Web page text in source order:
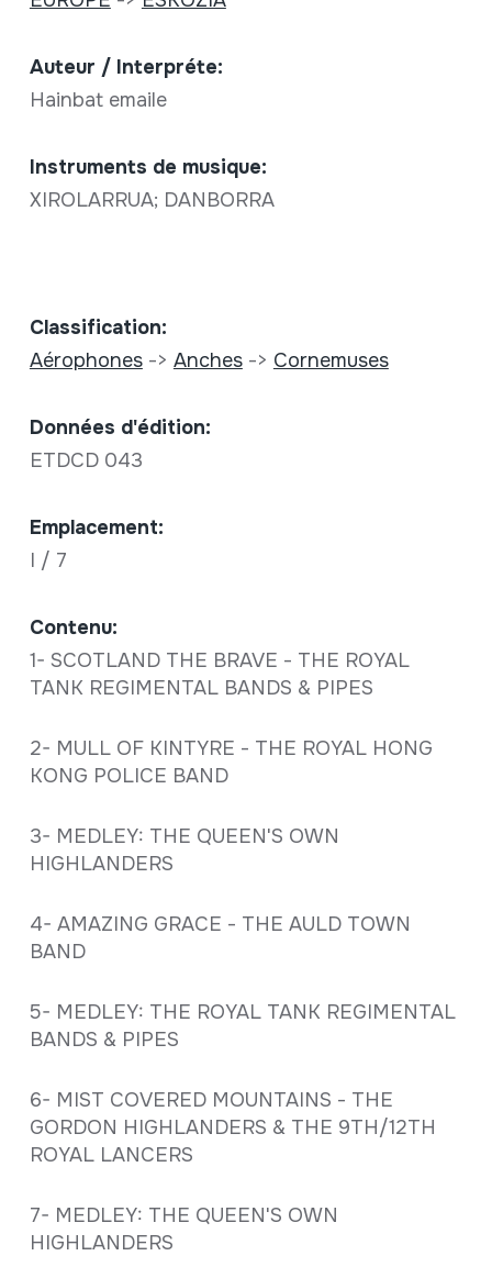
Auteur / Interpréte:
Hainbat emaile
Instruments de musique:
XIROLARRUA; DANBORRA
Classification:
Aérophones-> Anches-> Cornemuses
Données d'édition:
ETDCD 043
Emplacement:
I / 7
Contenu:
1- SCOTLAND THE BRAVE - THE ROYAL
TANK REGIMENTAL BANDS & PIPES
2- MULL OF KINTYRE - THE ROYAL HONG
KONG POLICE BAND
3- MEDLEY: THE QUEEN'S OWN
HIGHLANDERS
4- AMAZING GRACE - THE AULD TOWN
BAND
5- MEDLEY: THE ROYAL TANK REGIMENTAL
BANDS & PIPES
6- MIST COVERED MOUNTAINS - THE
GORDON HIGHLANDERS & THE 9TH/12TH
ROYAL LANCERS
7- MEDLEY: THE QUEEN'S OWN
HIGHLANDERS